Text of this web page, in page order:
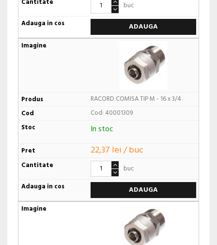
buc
ADAUGA
RACORD COMISA TIP M - 16 x 3/4
Cod: 40001309
In stoc
22,37 lei / buc
buc
ADAUGA